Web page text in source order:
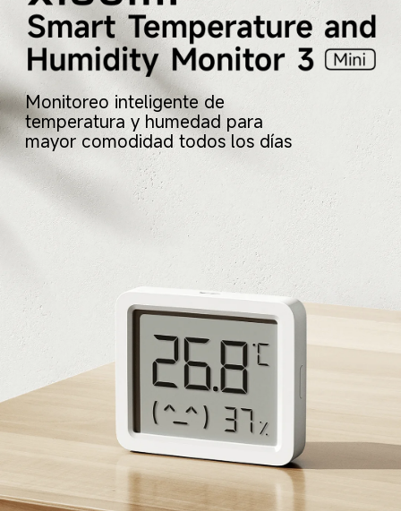
Monitoreo inteligente de
temperatura y humedad para
mayor comodidad todos los días